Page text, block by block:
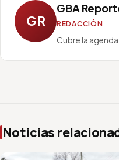
GR
GBA
REDACCIÓN
Cubre la
Noticias